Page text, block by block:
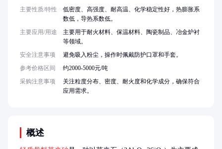
概述
主要性质/特性
低密度、高强度、耐高温、化学稳定性好，热膨胀系
数低，导热系数低。
主要应用/用途
主要用于耐火材料、保温材料、陶瓷制品、冶金炉衬
等领域。
安全注意事项
避免吸入粉尘，操作时佩戴防护口罩和手套。
参考价格区间
约2000-5000元/吨
采购注意事项
关注粒度分布、密度、耐火度和化学成分，确保符合
应用需求。